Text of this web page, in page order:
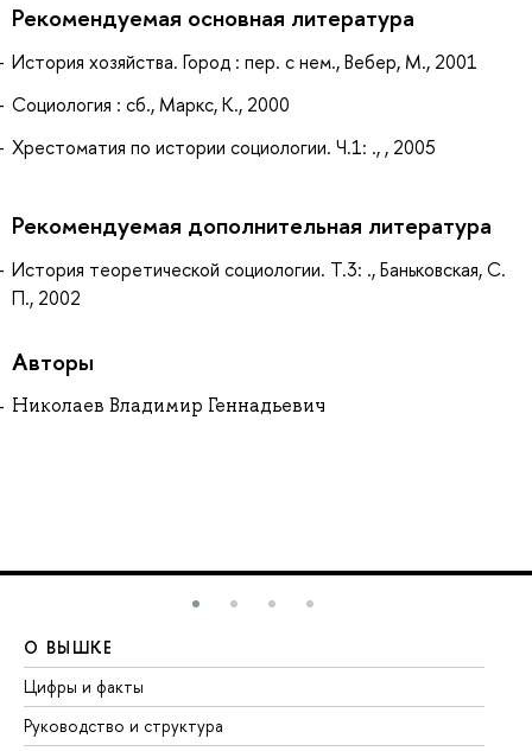
Рекомендуемая основная литература
История хозяйства. Город : пер. с нем., Вебер, М., 2001
Социология : сб., Маркс, К., 2000
Хрестоматия по истории социологии. Ч.1: ., , 2005
Рекомендуемая дополнительная литература
История теоретической социологии. Т.3: ., Баньковская, С.
П., 2002
Авторы
Николаев Владимир Геннадьевич
О ВЫШКЕ
Цифры и факты
Руководство и структура